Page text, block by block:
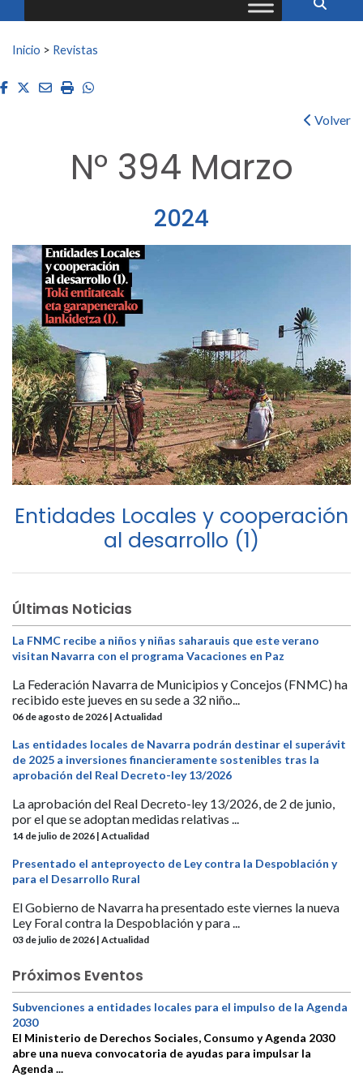
Buscar:
Inicio > Revistas
Facebook
Twitter
EmailImprimirWhatsapp
Volver
Nº 394 Marzo
2024
Entidades Locales y cooperación
al desarrollo (1)
Últimas Noticias
La FNMC recibe a niños y niñas saharauis que este verano
visitan Navarra con el programa Vacaciones en Paz
La Federación Navarra de Municipios y Concejos (FNMC) ha
recibido este jueves en su sede a 32 niño...
06 de agosto de 2026 | Actualidad
Las entidades locales de Navarra podrán destinar el superávit
de 2025 a inversiones financieramente sostenibles tras la
aprobación del Real Decreto-ley 13/2026
La aprobación del Real Decreto-ley 13/2026, de 2 de junio,
por el que se adoptan medidas relativas ...
14 de julio de 2026 | Actualidad
Presentado el anteproyecto de Ley contra la Despoblación y
para el Desarrollo Rural
El Gobierno de Navarra ha presentado este viernes la nueva
Ley Foral contra la Despoblación y para ...
03 de julio de 2026 | Actualidad
Próximos Eventos
Subvenciones a entidades locales para el impulso de la Agenda
2030
El Ministerio de Derechos Sociales, Consumo y Agenda 2030
abre una nueva convocatoria de ayudas para impulsar la
Agenda ...